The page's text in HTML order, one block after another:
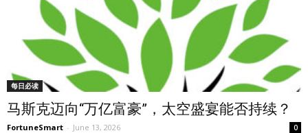
每日必读
马斯克迈向“万亿富豪”，太空盛宴能否持续？
FortuneSmart - June 13, 2026 0